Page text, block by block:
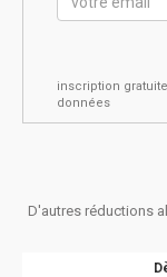
inscription
données
D'autres réductions